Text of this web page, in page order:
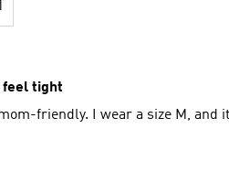
feel tight
mom-friendly. I wear a size M,